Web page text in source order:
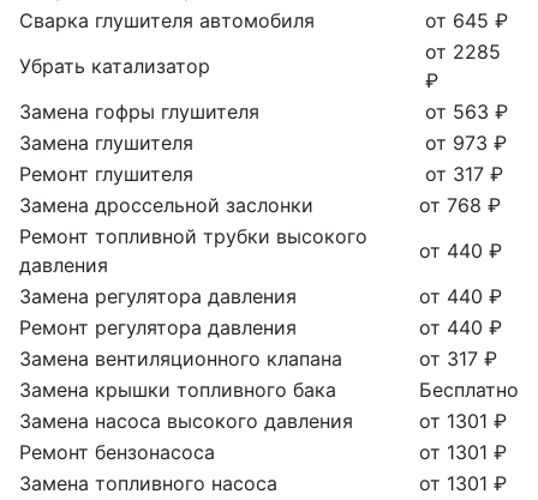
Сварка глушителя автомобиля
от 645 ₽
Убрать катализатор
от 2285
₽
Замена гофры глушителя
от 563 ₽
Замена глушителя
от 973 ₽
Ремонт глушителя
от 317 ₽
Замена дроссельной заслонки
от 768 ₽
Ремонт топливной трубки высокого
давления
от 440 ₽
Замена регулятора давления
от 440 ₽
Ремонт регулятора давления
от 440 ₽
Замена вентиляционного клапана
от 317 ₽
Замена крышки топливного бака
Бесплатно
Замена насоса высокого давления
от 1301 ₽
Ремонт бензонасоса
от 1301 ₽
Замена топливного насоса
от 1301 ₽